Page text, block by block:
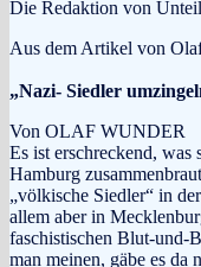
Die Redaktion von
Aus dem Artikel von
„Nazi- Siedler
Von OLAF WUNDER
Es ist erschreckend,
Hamburg
„völkische Siedler“ in
allem aber in
faschistischen Blut-und-
man meinen, gäbe es da